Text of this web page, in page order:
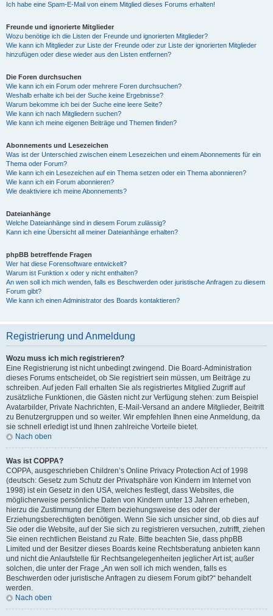
Ich habe eine Spam-E-Mail von einem Mitglied dieses Forums erhalten!
Freunde und ignorierte Mitglieder
Wozu benötige ich die Listen der Freunde und ignorierten Mitglieder?
Wie kann ich Mitglieder zur Liste der Freunde oder zur Liste der ignorierten Mitglieder
hinzufügen oder diese wieder aus den Listen entfernen?
Die Foren durchsuchen
Wie kann ich ein Forum oder mehrere Foren durchsuchen?
Weshalb erhalte ich bei der Suche keine Ergebnisse?
Warum bekomme ich bei der Suche eine leere Seite?
Wie kann ich nach Mitgliedern suchen?
Wie kann ich meine eigenen Beiträge und Themen finden?
Abonnements und Lesezeichen
Was ist der Unterschied zwischen einem Lesezeichen und einem Abonnements für ein
Thema oder Forum?
Wie kann ich ein Lesezeichen auf ein Thema setzen oder ein Thema abonnieren?
Wie kann ich ein Forum abonnieren?
Wie deaktiviere ich meine Abonnements?
Dateianhänge
Welche Dateianhänge sind in diesem Forum zulässig?
Kann ich eine Übersicht all meiner Dateianhänge erhalten?
phpBB betreffende Fragen
Wer hat diese Forensoftware entwickelt?
Warum ist Funktion x oder y nicht enthalten?
An wen soll ich mich wenden, falls es Beschwerden oder juristische Anfragen zu diesem
Forum gibt?
Wie kann ich einen Administrator des Boards kontaktieren?
Registrierung und Anmeldung
Wozu muss ich mich registrieren?
Eine Registrierung ist nicht unbedingt zwingend. Die Board-Administration
dieses Forums entscheidet, ob Sie registriert sein müssen, um Beiträge zu
schreiben. Auf jeden Fall erhalten Sie als registriertes Mitglied Zugriff auf
zusätzliche Funktionen, die Gästen nicht zur Verfügung stehen: zum Beispiel
Avatarbilder, Private Nachrichten, E-Mail-Versand an andere Mitglieder, Beitritt
zu Benutzergruppen und so weiter. Wir empfehlen Ihnen eine Anmeldung, da
sie schnell erledigt ist und Ihnen zahlreiche Vorteile bietet.
Nach oben
Was ist COPPA?
COPPA, ausgeschrieben Children’s Online Privacy Protection Act of 1998
(deutsch: Gesetz zum Schutz der Privatsphäre von Kindern im Internet von
1998) ist ein Gesetz in den USA, welches festlegt, dass Websites, die
möglicherweise persönliche Daten von Kindern unter 13 Jahren erheben,
hierzu die Zustimmung der Eltern beziehungsweise des oder der
Erziehungsberechtigten benötigen. Wenn Sie sich unsicher sind, ob dies auf
Sie oder die Website, auf der Sie sich zu registrieren versuchen, zutrifft, ziehen
Sie einen rechtlichen Beistand zu Rate. Bitte beachten Sie, dass phpBB
Limited und der Besitzer dieses Boards keine Rechtsberatung anbieten kann
und nicht die Anlaufstelle für Rechtsangelegenheiten jeglicher Art ist; außer
solchen, die unter der Frage „An wen soll ich mich wenden, falls es
Beschwerden oder juristische Anfragen zu diesem Forum gibt?“ behandelt
werden.
Nach oben